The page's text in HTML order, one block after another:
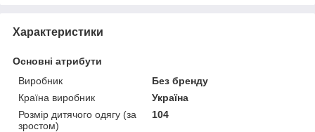
Характеристики
Основні атрибути
Виробник
Без бренду
Країна виробник
Україна
Розмір дитячого одягу (за
зростом)
104